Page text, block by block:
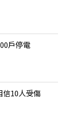
戶停電
10人受傷